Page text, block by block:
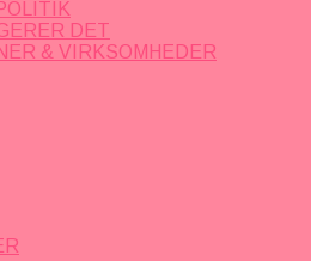
DET
& VIRKSOMHEDER